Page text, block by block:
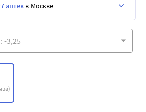
аптек в Москве